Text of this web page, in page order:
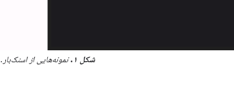
شکل ۱. نمونه‌هایی از اسنک‌بار.